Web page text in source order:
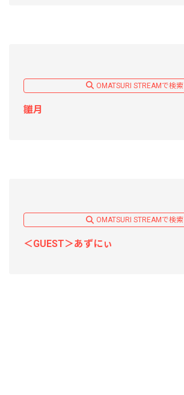
OMATSURI STREAMで検索
雛月
OMATSURI STREAMで検索
＜GUEST＞あずにぃ